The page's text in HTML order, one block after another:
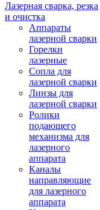
Лазерная сварка, резка
и очистка
Аппараты
лазерной сварки
Горелки
лазерные
Сопла для
лазерной сварки
Линзы для
лазерной сварки
Ролики
подающего
механизма для
лазерного
аппарата
Каналы
направляющие
для лазерного
аппарата